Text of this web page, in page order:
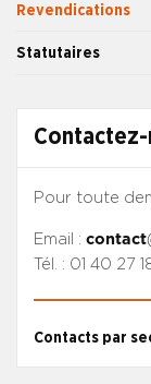
Revendications
Statutaires
Contactez-
Pour toute
Email :
Tél. : 01 40 27
Contacts par